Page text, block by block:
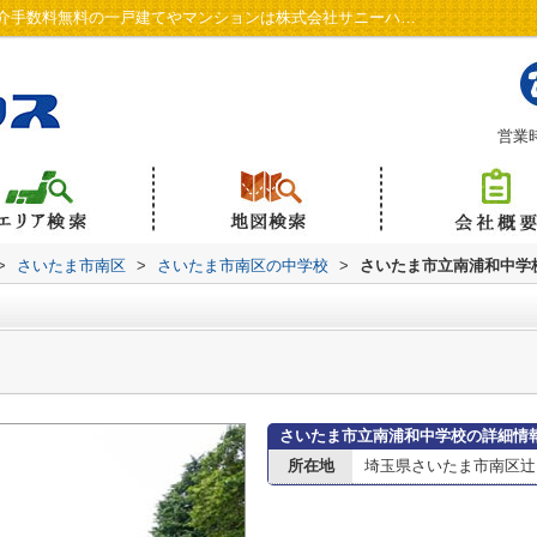
さいたま市立南浦和中学校情報ページ｜仲介手数料無料の一戸建てやマンションは株式会社サニーハウス
営業
さいたま市南区 > さいたま市南区の中学校 > さいたま市立南浦和中学
さいたま市立南浦和中学校の詳細情
所在地
埼玉県さいたま市南区